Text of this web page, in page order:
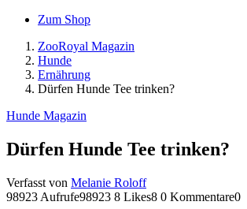
Zum Shop
ZooRoyal Magazin
Hunde
Ernährung
Dürfen Hunde Tee trinken?
Hunde Magazin
Dürfen Hunde Tee trinken?
Verfasst von Melanie Roloff
98923 Aufrufe98923 8 Likes8 0 Kommentare0